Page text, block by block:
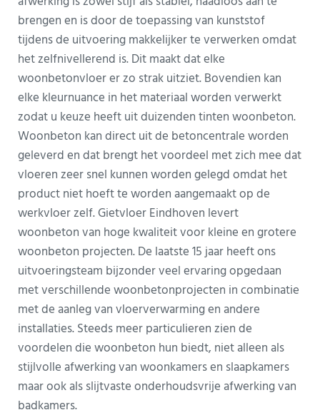
brengen en is door de toepassing van kunststof
tijdens de uitvoering makkelijker te verwerken omdat
het zelfnivellerend is. Dit maakt dat elke
woonbetonvloer er zo strak uitziet. Bovendien kan
elke kleurnuance in het materiaal worden verwerkt
zodat u keuze heeft uit duizenden tinten woonbeton.
Woonbeton kan direct uit de betoncentrale worden
geleverd en dat brengt het voordeel met zich mee dat
vloeren zeer snel kunnen worden gelegd omdat het
product niet hoeft te worden aangemaakt op de
werkvloer zelf. Gietvloer Eindhoven levert
woonbeton van hoge kwaliteit voor kleine en grotere
woonbeton projecten. De laatste 15 jaar heeft ons
uitvoeringsteam bijzonder veel ervaring opgedaan
met verschillende woonbetonprojecten in combinatie
met de aanleg van vloerverwarming en andere
installaties. Steeds meer particulieren zien de
voordelen die woonbeton hun biedt, niet alleen als
stijlvolle afwerking van woonkamers en slaapkamers
maar ook als slijtvaste onderhoudsvrije afwerking van
badkamers.